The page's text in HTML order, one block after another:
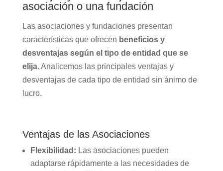
asociación o una fundación
Las asociaciones y fundaciones presentan
características que ofrecen beneficios y
desventajas según el tipo de entidad que se
elija. Analicemos las principales ventajas y
desventajas de cada tipo de entidad sin ánimo de
lucro.
Ventajas de las Asociaciones
Flexibilidad: Las asociaciones pueden
adaptarse rápidamente a las necesidades de